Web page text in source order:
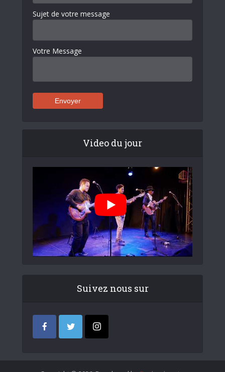
Sujet de votre message
Votre Message
Video du jour
Suivez nous sur